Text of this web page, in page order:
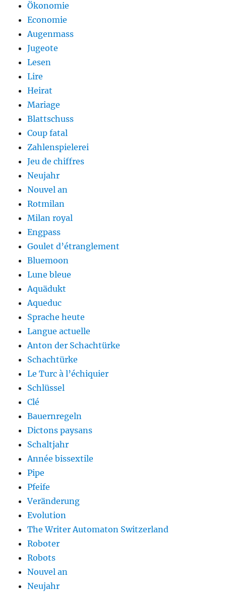
Ökonomie
Economie
Augenmass
Jugeote
Lesen
Lire
Heirat
Mariage
Blattschuss
Coup fatal
Zahlenspielerei
Jeu de chiffres
Neujahr
Nouvel an
Rotmilan
Milan royal
Engpass
Goulet d’étranglement
Bluemoon
Lune bleue
Aquädukt
Aqueduc
Sprache heute
Langue actuelle
Anton der Schachtürke
Schachtürke
Le Turc à l’échiquier
Schlüssel
Clé
Bauernregeln
Dictons paysans
Schaltjahr
Année bissextile
Pipe
Pfeife
Veränderung
Evolution
The Writer Automaton Switzerland
Roboter
Robots
Nouvel an
Neujahr